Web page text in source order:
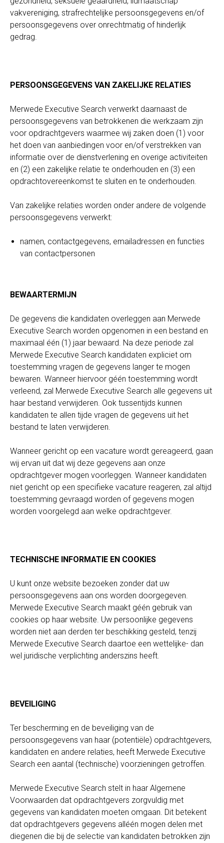
vakvereniging, strafrechtelijke persoonsgegevens en/of
persoonsgegevens over onrechtmatig of hinderlijk
gedrag.
PERSOONSGEGEVENS VAN ZAKELIJKE RELATIES
Merwede Executive Search verwerkt daarnaast de
persoonsgegevens van betrokkenen die werkzaam zijn
voor opdrachtgevers waarmee wij zaken doen (1) voor
het doen van aanbiedingen voor en/of verstrekken van
informatie over de dienstverlening en overige activiteiten
en (2) een zakelijke relatie te onderhouden en (3) een
opdrachtovereenkomst te sluiten en te onderhouden.
Van zakelijke relaties worden onder andere de volgende
persoonsgegevens verwerkt:
namen, contactgegevens, emailadressen en functies
van contactpersonen
BEWAARTERMIJN
De gegevens die kandidaten overleggen aan Merwede
Executive Search worden opgenomen in een bestand en
maximaal één (1) jaar bewaard. Na deze periode zal
Merwede Executive Search kandidaten expliciet om
toestemming vragen de gegevens langer te mogen
bewaren. Wanneer hiervoor géén toestemming wordt
verleend, zal Merwede Executive Search alle gegevens uit
haar bestand verwijderen. Ook tussentijds kunnen
kandidaten te allen tijde vragen de gegevens uit het
bestand te laten verwijderen.
Wanneer gericht op een vacature wordt gereageerd, gaan
wij ervan uit dat wij deze gegevens aan onze
opdrachtgever mogen voorleggen. Wanneer kandidaten
niet gericht op een specifieke vacature reageren, zal altijd
toestemming gevraagd worden of gegevens mogen
worden voorgelegd aan welke opdrachtgever.
TECHNISCHE INFORMATIE EN COOKIES
U kunt onze website bezoeken zonder dat uw
persoonsgegevens aan ons worden doorgegeven.
Merwede Executive Search maakt géén gebruik van
cookies op haar website. Uw persoonlijke gegevens
worden niet aan derden ter beschikking gesteld, tenzij
Merwede Executive Search daartoe een wettelijke- dan
wel juridische verplichting anderszins heeft.
BEVEILIGING
Ter bescherming en de beveiliging van de
persoonsgegevens van haar (potentiële) opdrachtgevers,
kandidaten en andere relaties, heeft Merwede Executive
Search een aantal (technische) voorzieningen getroffen.
Merwede Executive Search stelt in haar Algemene
Voorwaarden dat opdrachtgevers zorgvuldig met
gegevens van kandidaten moeten omgaan. Dit betekent
dat opdrachtgevers gegevens alléén mogen delen met
diegenen die bij de selectie van kandidaten betrokken zijn